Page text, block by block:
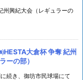
州興紀大会（レギュラーの
大倉杯 争奪 紀州
ーの部）
続き、御坊市民球場にて